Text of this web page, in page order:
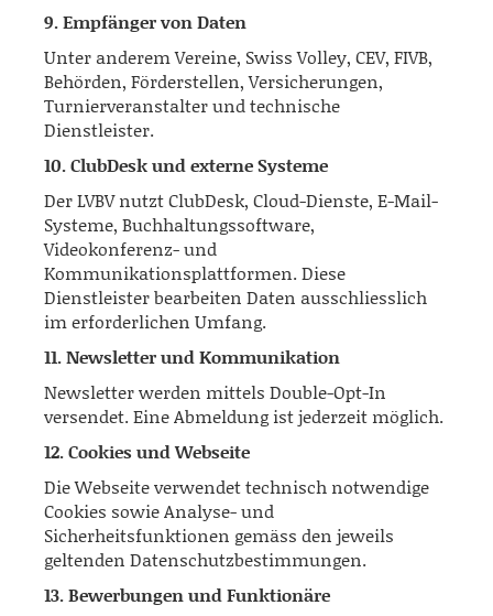
9. Empfänger von Daten
Unter anderem Vereine, Swiss Volley, CEV, FIVB,
Behörden, Förderstellen, Versicherungen,
Turnierveranstalter und technische
Dienstleister.
10. ClubDesk und externe Systeme
Der LVBV nutzt ClubDesk, Cloud-Dienste, E-Mail-
Systeme, Buchhaltungssoftware,
Videokonferenz- und
Kommunikationsplattformen. Diese
Dienstleister bearbeiten Daten ausschliesslich
im erforderlichen Umfang.
11. Newsletter und Kommunikation
Newsletter werden mittels Double-Opt-In
versendet. Eine Abmeldung ist jederzeit möglich.
12. Cookies und Webseite
Die Webseite verwendet technisch notwendige
Cookies sowie Analyse- und
Sicherheitsfunktionen gemäss den jeweils
geltenden Datenschutzbestimmungen.
13. Bewerbungen und Funktionäre